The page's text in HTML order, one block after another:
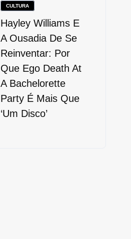
CULTURA
Hayley Williams E
A Ousadia De Se
Reinventar: Por
Que Ego Death At
A Bachelorette
Party É Mais Que
‘um Disco’